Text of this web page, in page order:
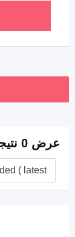
عرض 0 نتيجة